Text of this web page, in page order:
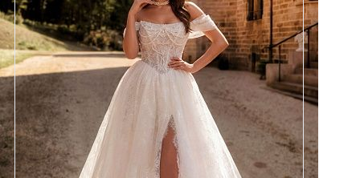
Размеры
42, 44, 46, 48, 50, 52, 54, 56,
Цвет
Айвори